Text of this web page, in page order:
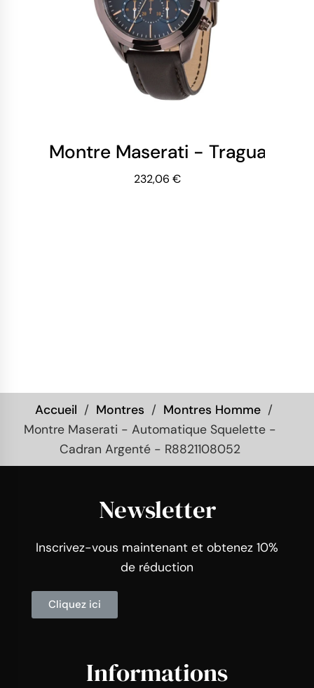
232,06 €
Accueil Montres
Montres Homme
Montre Maserati - Automatique Squelette -
Cadran Argenté - R8821108052
Newsletter
Inscrivez-vous maintenant et obtenez 10%
de réduction
Cliquez ici
Informations